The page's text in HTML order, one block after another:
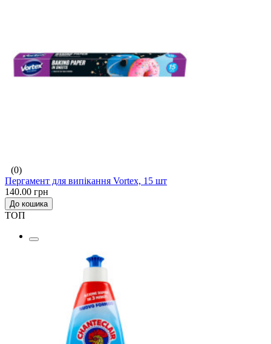
(0)
Пергамент для випікання Vortex, 15 шт
140.00 грн
До кошика
ТОП